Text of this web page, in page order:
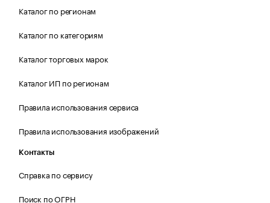
Каталог по регионам
Каталог по категориям
Каталог торговых марок
Каталог ИП по регионам
Правила использования сервиса
Правила использования изображений
Контакты
Справка по сервису
Поиск по ОГРН